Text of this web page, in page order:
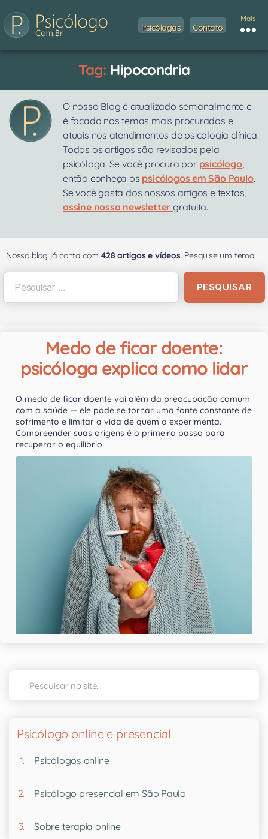
Psicólogas Contato
Mais
Tag: Hipocondria
O nosso Blog é atualizado semanalmente e
é focado nos temas mais procurados e
atuais nos atendimentos de psicologia clínica.
Todos os artigos são revisados pela
psicóloga. Se você procura por psicólogo,
então conheça os psicólogos em São Paulo.
Se você gosta dos nossos artigos e textos,
assine nossa newsletter gratuita.
Nosso blog já conta com 428 artigos e vídeos. Pesquise um tema.
Medo de ficar doente:
psicóloga explica como lidar
O medo de ficar doente vai além da preocupação comum
com a saúde — ele pode se tornar uma fonte constante de
sofrimento e limitar a vida de quem o experimenta.
Compreender suas origens é o primeiro passo para
recuperar o equilíbrio.
Psicólogo online e presencial
Psicólogos online
Psicólogo presencial em São Paulo
Sobre terapia online